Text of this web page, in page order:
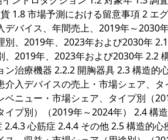
1.8 市場予測における留意事項 2 エ
デバイス、年間売上、2019年～2030
別、2019年、2023年および2030年
、2019年、2023年および2030年 2.2
ン治療機器 2.2.2 開胸器具 2.3 構造
介入デバイスの売上・市場シェア、
ベニュー・市場シェア、タイプ別（
イプ別）（2019年～2024年） 2.4 構
2.4.3 心筋症 2.4.4 その他 2.5 構造的